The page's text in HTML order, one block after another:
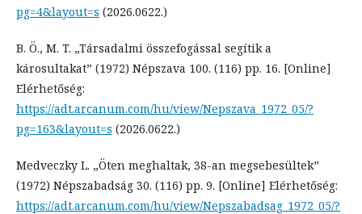
pg=4&layout=s (2026.0622.)
B. Ö., M. T. „Társadalmi összefogással segítik a
károsultakat” (1972) Népszava 100. (116) pp. 16. [Online]
Elérhetőség:
https://adt.arcanum.com/hu/view/Nepszava_1972_05/?
pg=163&layout=s (2026.0622.)
Medveczky L. „Öten meghaltak, 38-an megsebesültek”
(1972) Népszabadság 30. (116) pp. 9. [Online] Elérhetőség:
https://adt.arcanum.com/hu/view/Nepszabadsag_1972_05/?